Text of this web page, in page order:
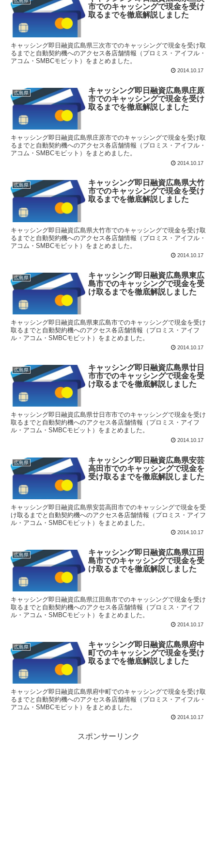
市でのキャッシングで現金を受け
取るまでを徹底解説しました
キャッシング即日融資広島県三次市でのキャッシングで現金を受け取
るまでと自動契約機へのアクセス各店舗情報（プロミス・アイフル・
アコム・SMBCモビット）をまとめました。
2014.10.17
広島県
キャッシング即日融資広島県庄原
市でのキャッシングで現金を受け
取るまでを徹底解説しました
キャッシング即日融資広島県庄原市でのキャッシングで現金を受け取
るまでと自動契約機へのアクセス各店舗情報（プロミス・アイフル・
アコム・SMBCモビット）をまとめました。
2014.10.17
広島県
キャッシング即日融資広島県大竹
市でのキャッシングで現金を受け
取るまでを徹底解説しました
キャッシング即日融資広島県大竹市でのキャッシングで現金を受け取
るまでと自動契約機へのアクセス各店舗情報（プロミス・アイフル・
アコム・SMBCモビット）をまとめました。
2014.10.17
広島県
キャッシング即日融資広島県東広
島市でのキャッシングで現金を受
け取るまでを徹底解説しました
キャッシング即日融資広島県東広島市でのキャッシングで現金を受け
取るまでと自動契約機へのアクセス各店舗情報（プロミス・アイフ
ル・アコム・SMBCモビット）をまとめました。
2014.10.17
広島県
キャッシング即日融資広島県廿日
市市でのキャッシングで現金を受
け取るまでを徹底解説しました
キャッシング即日融資広島県廿日市市でのキャッシングで現金を受け
取るまでと自動契約機へのアクセス各店舗情報（プロミス・アイフ
ル・アコム・SMBCモビット）をまとめました。
2014.10.17
広島県
キャッシング即日融資広島県安芸
高田市でのキャッシングで現金を
受け取るまでを徹底解説しました
キャッシング即日融資広島県安芸高田市でのキャッシングで現金を受
け取るまでと自動契約機へのアクセス各店舗情報（プロミス・アイフ
ル・アコム・SMBCモビット）をまとめました。
2014.10.17
広島県
キャッシング即日融資広島県江田
島市でのキャッシングで現金を受
け取るまでを徹底解説しました
キャッシング即日融資広島県江田島市でのキャッシングで現金を受け
取るまでと自動契約機へのアクセス各店舗情報（プロミス・アイフ
ル・アコム・SMBCモビット）をまとめました。
2014.10.17
広島県
キャッシング即日融資広島県府中
町でのキャッシングで現金を受け
取るまでを徹底解説しました
キャッシング即日融資広島県府中町でのキャッシングで現金を受け取
るまでと自動契約機へのアクセス各店舗情報（プロミス・アイフル・
アコム・SMBCモビット）をまとめました。
2014.10.17
スポンサーリンク